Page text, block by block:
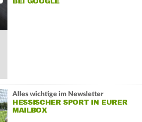
Alles wichtige im Newsletter
HESSISCHER SPORT IN EURER
MAILBOX